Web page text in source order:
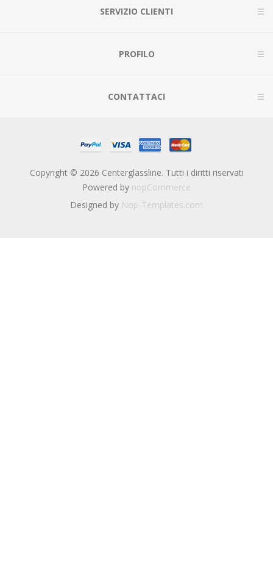
SERVIZIO CLIENTI
PROFILO
CONTATTACI
Copyright © 2026 Centerglassline. Tutti i diritti riservati
Powered by nopCommerce
Designed by Nop-Templates.com